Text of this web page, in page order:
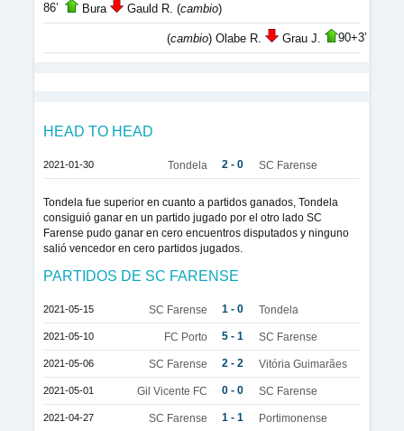
86’ Bura Gauld R. (cambio)
(cambio) Olabe R. Grau J. 90+3’
HEAD TO HEAD
2021-01-30 Tondela 2 - 0 SC Farense
Tondela fue superior en cuanto a partidos ganados, Tondela
consiguió ganar en un partido jugado por el otro lado SC
Farense pudo ganar en cero encuentros disputados y ninguno
salió vencedor en cero partidos jugados.
PARTIDOS DE SC FARENSE
2021-05-15 SC Farense 1 - 0 Tondela
2021-05-10 FC Porto 5 - 1 SC Farense
2021-05-06 SC Farense 2 - 2 Vitória Guimarães
2021-05-01 Gil Vicente FC 0 - 0 SC Farense
2021-04-27 SC Farense 1 - 1 Portimonense